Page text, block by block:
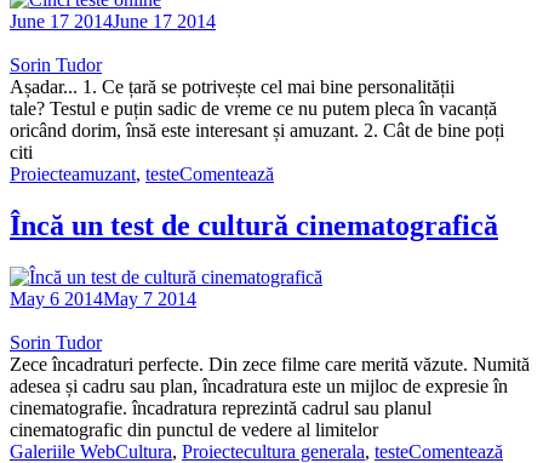
June 17 2014June 17 2014
Sorin Tudor
Așadar... 1. Ce țară se potrivește cel mai bine personalității
tale? Testul e puțin sadic de vreme ce nu putem pleca în vacanță
oricând dorim, însă este interesant și amuzant. 2. Cât de bine poți
citi
Proiecteamuzant, testeComentează
Încă un test de cultură cinematografică
May 6 2014May 7 2014
Sorin Tudor
Zece încadraturi perfecte. Din zece filme care merită văzute. Numită
adesea și cadru sau plan, încadratura este un mijloc de expresie în
cinematografie. încadratura reprezintă cadrul sau planul
cinematografic din punctul de vedere al limitelor
Galeriile WebCultura, Proiectecultura generala, testeComentează